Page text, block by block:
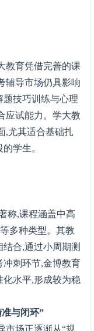
教育凭借完善的课
辅导市场仍具影响
题技巧训练与心理
应试能力。学大教
,尤其适合基础扎
学生。
称,课程涵盖中高
多种类型。其教
合,通过小周期测
刺环节,金博教育
水平,形成较为稳
与闭环”